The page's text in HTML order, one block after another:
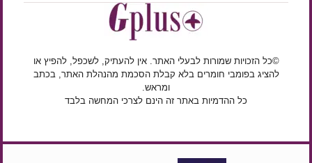
©כל הזכויות שמורות לבעלי האתר. אין להעתיק, לשכפל, להפיץ או
להציג בפומבי חומרים בלא קבלת הסכמת מהנהלת האתר, בכתב
ומראש.
כל ההדמיות באתר זה הינם לצרכי המחשה בלבד